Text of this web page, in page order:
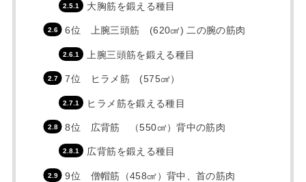
大胸筋を鍛える種目
6位 上腕三頭筋 (620㎤) 二の腕の筋肉
上腕三頭筋を鍛える種目
7位 ヒラメ筋 (575㎤）
ヒラメ筋を鍛える種目
8位 広背筋 （550㎤）背中の筋肉
広背筋を鍛える種目
9位 僧帽筋（458㎤）背中、首の筋肉